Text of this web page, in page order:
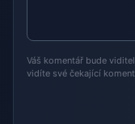
Váš komentář bude
vidíte své čekající